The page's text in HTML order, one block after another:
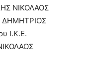
ΝΙΚΟΛΑΟΣ
ΔΗΜΗΤΡΙΟΣ
Ι.Κ.Ε.